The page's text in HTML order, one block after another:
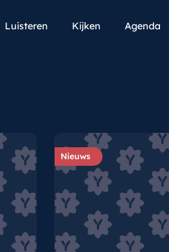
Luisteren Kijken Agenda
Nieuws